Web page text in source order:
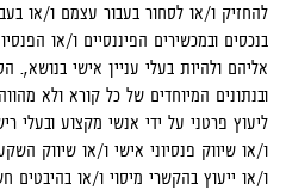
להחזיק ו/או לסחור בעבור עצמם ו/או
בנכסים ובמכשירים הפיננסיים ו/או
אליהם ולהיות בעלי עניין אישי
ובנתונים המיוחדים של כל קורא ולא
ליעוץ פרטני על ידי אנשי מקצוע ובעלי
ו/או שיווק פנסיוני אישי ו/או שיווק
ו/או ייעוץ בהקשרי מיסוי ו/או בהיבטים